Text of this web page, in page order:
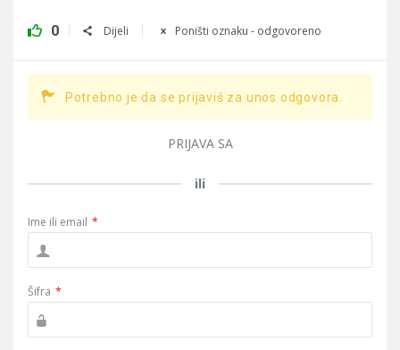
0 Dijeli Poništi oznaku - odgovoreno
Potrebno je da se prijaviš za unos odgovora.
PRIJAVA SA
ili
Ime ili email *
Šifra *